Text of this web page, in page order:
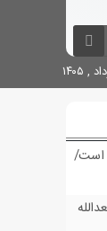
است/